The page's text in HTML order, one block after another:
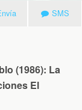
SMS
(1986): La
El